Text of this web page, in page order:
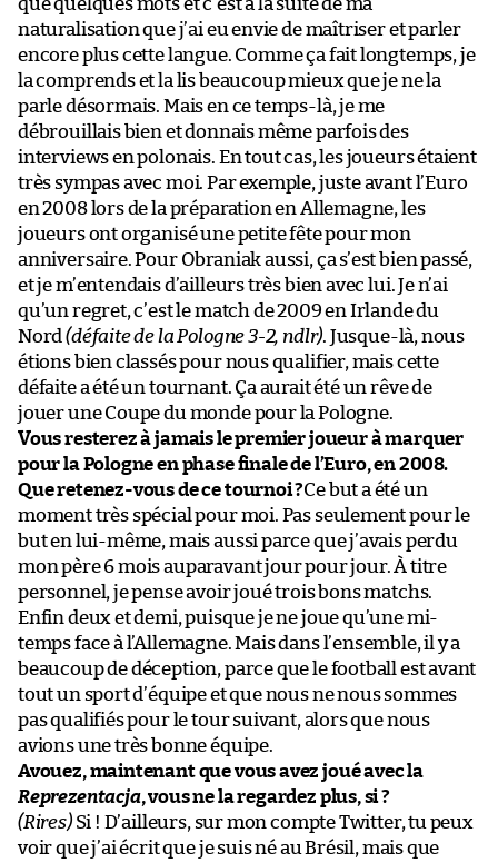
que quelques mots et c’est à la suite de ma
naturalisation que j’ai eu envie de maîtriser et parler
encore plus cette langue. Comme ça fait longtemps, je
la comprends et la lis beaucoup mieux que je ne la
parle désormais. Mais en ce temps-là, je me
débrouillais bien et donnais même parfois des
interviews en polonais. En tout cas, les joueurs étaient
très sympas avec moi. Par exemple, juste avant l’Euro
en 2008 lors de la préparation en Allemagne, les
joueurs ont organisé une petite fête pour mon
anniversaire. Pour Obraniak aussi, ça s’est bien passé,
et je m’entendais d’ailleurs très bien avec lui. Je n’ai
qu’un regret, c’est le match de 2009 en Irlande du
Nord(défaite de la Pologne 3-2, ndlr). Jusque-là, nous
étions bien classés pour nous qualifier, mais cette
défaite a été un tournant. Ça aurait été un rêve de
jouer une Coupe du monde pour la Pologne.
Vous resterez à jamais le premier joueur à marquer
pour la Pologne en phase finale de l’Euro, en 2008.
Que retenez-vous de ce tournoi ?Ce but a été un
moment très spécial pour moi. Pas seulement pour le
but en lui-même, mais aussi parce que j’avais perdu
mon père 6 mois auparavant jour pour jour. À titre
personnel, je pense avoir joué trois bons matchs.
Enfin deux et demi, puisque je ne joue qu’une mi-
temps face à l’Allemagne. Mais dans l’ensemble, il y a
beaucoup de déception, parce que le football est avant
tout un sport d’équipe et que nous ne nous sommes
pas qualifiés pour le tour suivant, alors que nous
avions une très bonne équipe.
Avouez, maintenant que vous avez joué avec la
Reprezentacja, vous ne la regardez plus, si ?
(Rires)Si ! D’ailleurs, sur mon compte Twitter, tu peux
voir que j’ai écrit que je suis né au Brésil, mais que